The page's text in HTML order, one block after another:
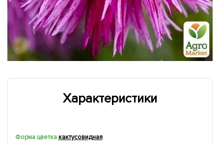
Характеристики
Форма цветкакактусовидная